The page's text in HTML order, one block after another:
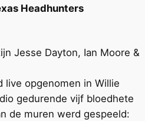
Headhunters
Jesse Dayton, Ian Moore &
live opgenomen in Willie
gedurende vijf bloedhete
de muren werd gespeeld: